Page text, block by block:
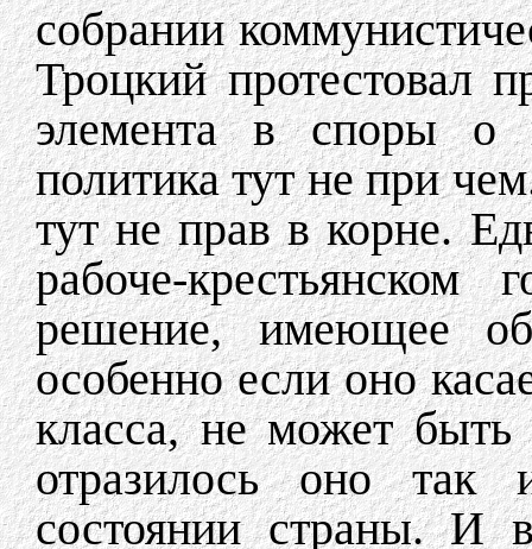
собрании
Троцкий протестовал
элемента в споры о
политика тут не при
тут не прав в корне.
рабоче-
решение, имеющее
особенно если оно
класса, не может быть
отразилось оно так
состоянии страны. И